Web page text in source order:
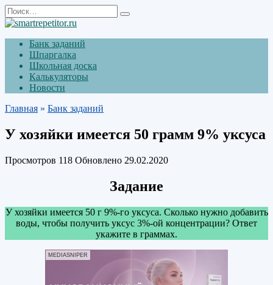
Перейти
к
содержанию
Search
for:
Банк заданий
Шпаргалка
Школьная доска
Калькуляторы
Новости
Главная » Банк заданий
У хозяйки имеется 50 грамм 9% уксуса
Просмотров 118 Обновлено 29.02.2020
Задание
У хозяйки имеется 50 г 9%-го уксуса. Сколько нужно добавить
воды, чтобы получить уксус 3%-ой концентрации? Ответ
укажите в граммах.
MEDIASNIPER